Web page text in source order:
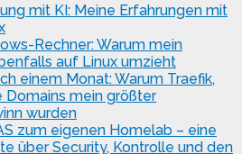
mit KI: Meine Erfahrungen mit
Rechner: Warum mein
auf Linux umzieht
einem Monat: Warum Traefik,
Domains mein größter
wurden
zum eigenen Homelab – eine
über Security, Kontrolle und den